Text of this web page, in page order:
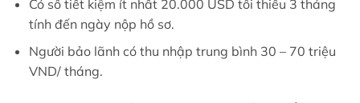
Có sổ tiết kiệm ít nhất 20.000 USD tối thiểu 3 tháng
tính đến ngày nộp hồ sơ.
Người bảo lãnh có thu nhập trung bình 30 – 70 triệu
VND/ tháng.